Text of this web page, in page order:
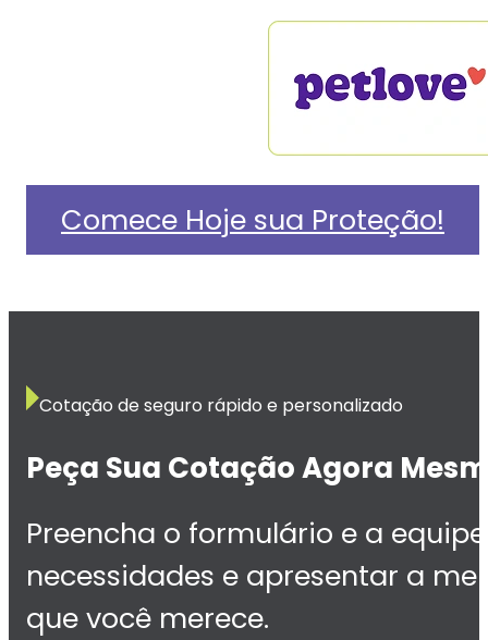
Comece Hoje sua Proteção!
Cotação de seguro rápido e personalizado
Peça Sua Cotação Agora
Preencha o formulário e a
necessidades e apresentar a
que você merece.